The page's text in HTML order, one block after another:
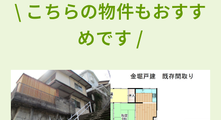
\ こちらの物件もおすす
めです /